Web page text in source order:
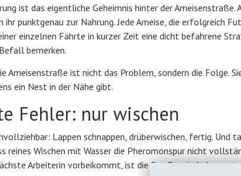
ist das eigentliche Geheimnis hinter der Ameisenstraße.
ihr punktgenau zur Nahrung. Jede Ameise, die erfolgreich
einzelnen Fährte in kurzer Zeit eine dicht befahrene
bemerken.
Ameisenstraße ist nicht das Problem, sondern die Folge.
ein Nest in der Nähe gibt.
Fehler: nur wischen
Lappen schnappen, drüberwischen, fertig. Und
reines Wischen mit Wasser die Pheromonspur nicht
Arbeiterin vorbeikommt, ist die Straße